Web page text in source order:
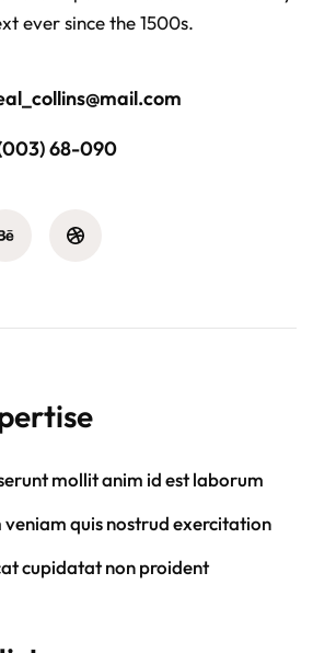
ever since the 1500s.
68-090
mollit anim id est laborum
veniam quis nostrud exercitation
cupidatat non proident